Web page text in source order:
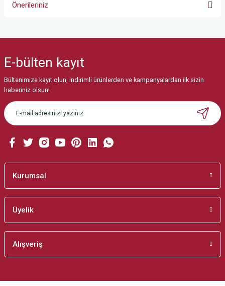
Önerileriniz
Görüş ve önerileriniz için teşekkür ederiz.
Ürün resmi kalitesiz, bozuk veya görüntülenemiyor.
Ürün açıklamasında eksik bilgiler bulunuyor.
Ürün bilgilerinde hatalar bulunuyor.
Bu ürüne benzer farklı alternatifler olmalı.
E-bülten kayıt
Bültenimize kayıt olun, indirimli ürünlerden ve kampanyalardan ilk sizin
haberiniz olsun!
Kurumsal
Üyelik
Alışveriş